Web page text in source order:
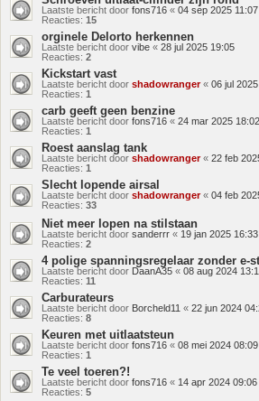
Laatste bericht door fons716 « 04 sep 2025 11:07
Reacties: 15
orginele Delorto herkennen
Laatste bericht door vibe « 28 jul 2025 19:05
Reacties: 2
Kickstart vast
Laatste bericht door shadowranger« 06 jul
Reacties: 1
carb geeft geen benzine
Laatste bericht door fons716 « 24 mar 2025 18:02
Reacties: 1
Roest aanslag tank
Laatste bericht door shadowranger« 22 feb
Reacties: 1
Slecht lopende airsal
Laatste bericht door shadowranger« 04 feb
Reacties: 33
Niet meer lopen na stilstaan
Laatste bericht door sanderrr « 19 jan 2025 16:33
Reacties: 2
4 polige spanningsregelaar zonder e-
Laatste bericht door DaanA35 « 08 aug 2024
Reacties: 11
Carburateurs
Laatste bericht door Borcheld11 « 22 jun 2024
Reacties: 8
Keuren met uitlaatsteun
Laatste bericht door fons716 « 08 mei 2024 08:09
Reacties: 1
Te veel toeren?!
Laatste bericht door fons716 « 14 apr 2024 09:06
Reacties: 5